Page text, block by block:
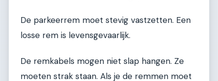
De parkeerrem moet stevig vastzetten. Een
losse rem is levensgevaarlijk.
De remkabels mogen niet slap hangen. Ze
moeten strak staan. Als je de remmen moet